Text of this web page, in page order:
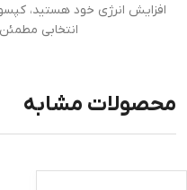
انتخابی
محصولات مشابه